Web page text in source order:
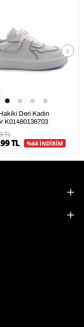
Deri Kadın
K01480136703
TL
TL %64 İNDİRİM